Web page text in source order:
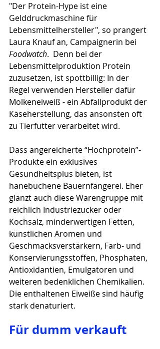
"Der Protein-Hype ist eine
Gelddruckmaschine für
Lebensmittelhersteller", so prangert
Laura Knauf an, Campaignerin bei
Foodwatch.  Denn bei der
Lebensmittelproduktion Protein
zuzusetzen, ist spottbillig: In der
Regel verwenden Hersteller dafür
Molkeneiweiß - ein Abfallprodukt der
Käseherstellung, das ansonsten oft
zu Tierfutter verarbeitet wird.
Dass angereicherte “Hochprotein”-
Produkte ein exklusives
Gesundheitsplus bieten, ist
hanebüchene Bauernfängerei. Eher
glänzt auch diese Warengruppe mit
reichlich Industriezucker oder
Kochsalz, minderwertigen Fetten,
künstlichen Aromen und
Geschmacksverstärkern, Farb- und
Konservierungsstoffen, Phosphaten,
Antioxidantien, Emulgatoren und
weiteren bedenklichen Chemikalien.
Die enthaltenen Eiweiße sind häufig
stark denaturiert.
Für dumm verkauft